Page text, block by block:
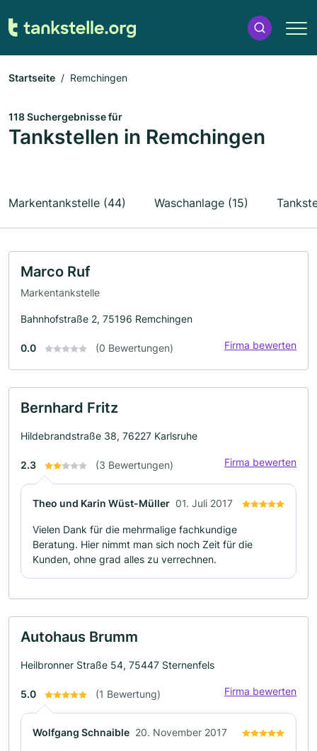
Startseite Remchingen
118 Suchergebnisse für
Tankstellen in Remchingen
Markentankstelle (44) Waschanlage (15)
Marco Ruf
Markentankstelle
Bahnhofstraße 2, 75196 Remchingen
0.0 (0 Bewertungen) Firma bewerten
Bernhard Fritz
Hildebrandstraße 38, 76227 Karlsruhe
2.3 (3 Bewertungen) Firma bewerten
Theo und Karin Wüst-Müller 01. Juli 2017
Vielen Dank für die mehrmalige fachkundige
Beratung. Hier nimmt man sich noch Zeit für die
Kunden, ohne grad alles zu verrechnen.
Autohaus Brumm
Heilbronner Straße 54, 75447 Sternenfels
5.0 (1 Bewertung) Firma bewerten
Wolfgang Schnaible 20. November 2017